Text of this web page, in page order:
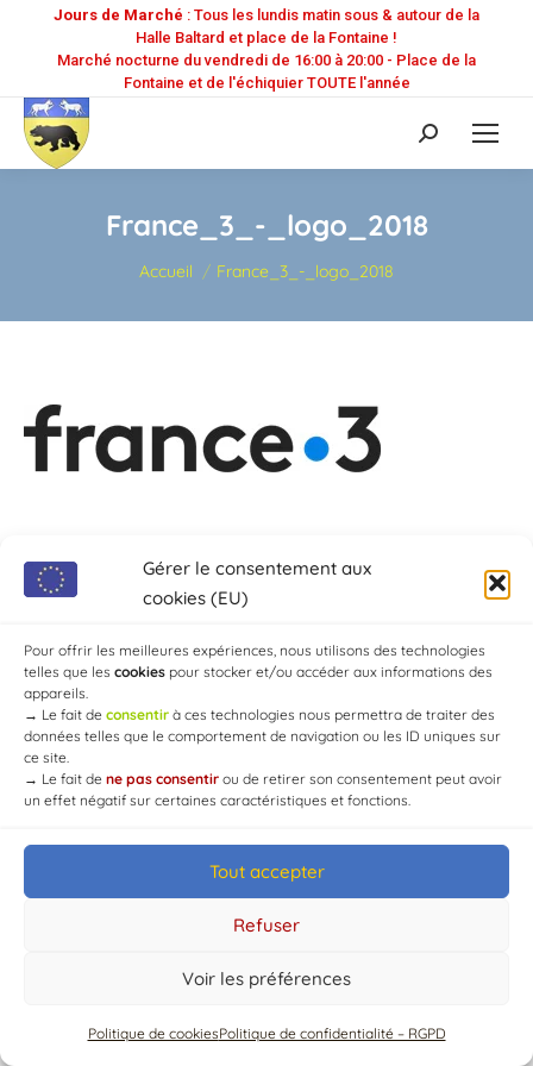
Gérer le consentement aux
cookies (EU)
Pour offrir les meilleures expériences, nous utilisons des technologies
telles que les cookies pour stocker et/ou accéder aux informations des
appareils.
→ Le fait de consentir à ces technologies nous permettra de traiter des
données telles que le comportement de navigation ou les ID uniques sur
ce site.
→ Le fait de ne pas consentir ou de retirer son consentement peut avoir
un effet négatif sur certaines caractéristiques et fonctions.
Tout accepter
Refuser
Voir les préférences
Politique de cookiesPolitique de confidentialité – RGPD
Jours de Marché : Tous les lundis matin sous & autour de la
Halle Baltard et place de la Fontaine !
Marché nocturne du vendredi de 16:00 à 20:00 - Place de la
Fontaine et de l'échiquier TOUTE l'année
Recherche
:
France_3_-_logo_2018
Vous êtes ici :
Accueil France_3_-_logo_2018
© Mairie de Chaource [2004-2024] | Tous droits réservés.